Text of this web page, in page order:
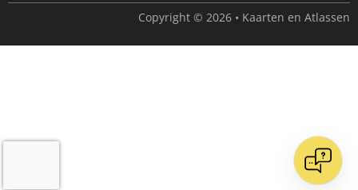
Copyright © 2026 • Kaarten en Atlassen